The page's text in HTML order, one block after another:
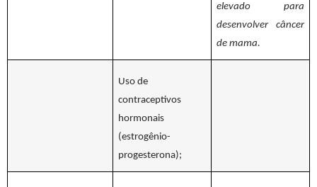
elevado para
desenvolver câncer
de mama.
Uso de
contraceptivos
hormonais
(estrogênio-
progesterona);